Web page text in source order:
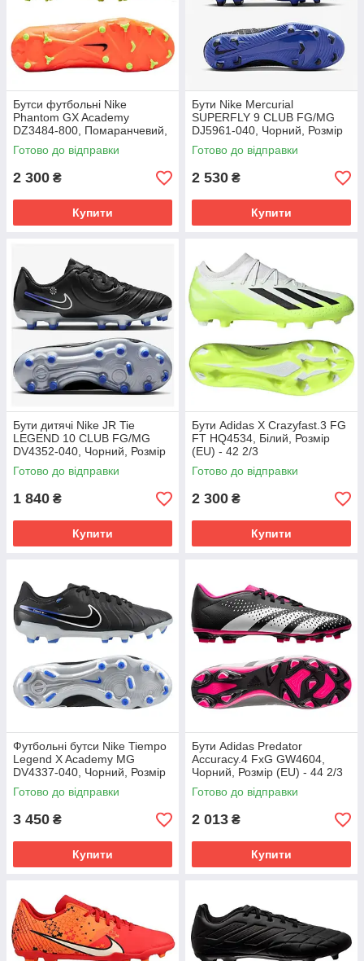
Бутси футбольні Nike
Phantom GX Academy
DZ3484-800, Помаранчевий,
Розмір (EU) - 39
Готово до відправки
2 300 ₴
Купити
Бути Nike Mercurial
SUPERFLY 9 CLUB FG/MG
DJ5961-040, Чорний, Розмір
(EU) - 42
Готово до відправки
2 530 ₴
Купити
Бути дитячі Nike JR Tie
LEGEND 10 CLUB FG/MG
DV4352-040, Чорний, Розмір
(EU) - 38.5
Готово до відправки
1 840 ₴
Купити
Бути Adidas X Crazyfast.3 FG
FT HQ4534, Білий, Розмір
(EU) - 42 2/3
Готово до відправки
2 300 ₴
Купити
Футбольні бутси Nike Tiempo
Legend X Academy MG
DV4337-040, Чорний, Розмір
(EU) - 43
Готово до відправки
3 450 ₴
Купити
Бути Adidas Predator
Accuracy.4 FxG GW4604,
Чорний, Розмір (EU) - 44 2/3
Готово до відправки
2 013 ₴
Купити